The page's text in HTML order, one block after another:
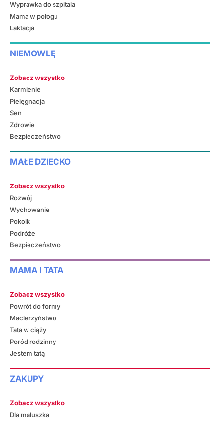
Wyprawka do szpitala
Mama w połogu
Laktacja
NIEMOWLĘ
Zobacz wszystko
Karmienie
Pielęgnacja
Sen
Zdrowie
Bezpieczeństwo
MAŁE DZIECKO
Zobacz wszystko
Rozwój
Wychowanie
Pokoik
Podróże
Bezpieczeństwo
MAMA I TATA
Zobacz wszystko
Powrót do formy
Macierzyństwo
Tata w ciąży
Poród rodzinny
Jestem tatą
ZAKUPY
Zobacz wszystko
Dla maluszka